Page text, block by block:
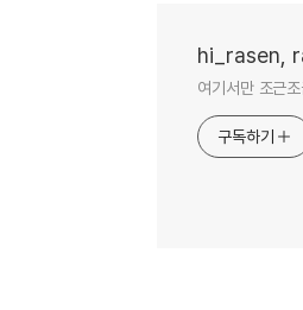
hi_rasen,
여기서만 조근
구독하기